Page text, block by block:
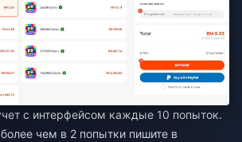
с интерфейсом каждые 10 попыток.
чем в 2 попытки пишите в